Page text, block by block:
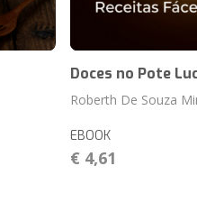
Doces no Pote
Roberth De Souza
EBOOK
€ 4,61